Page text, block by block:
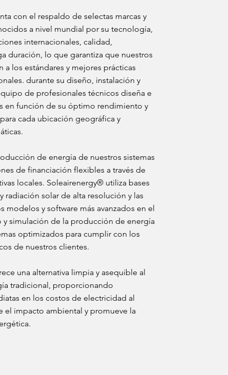
con el respaldo de selectas marcas y
a nivel mundial por su tecnología,
internacionales, calidad,
duración, lo que garantiza que nuestros
a los estándares y mejores prácticas
durante su diseño, instalación y
de profesionales técnicos diseña e
en función de su óptimo rendimiento y
cada ubicación geográfica y
de energía de nuestros sistemas
de financiación flexibles a través de
locales. Soleairenergy® utiliza bases
radiación solar de alta resolución y las
modelos y software más avanzados en el
simulación de la producción de energía
optimizados para cumplir con los
de nuestros clientes.
una alternativa limpia y asequible al
tradicional, proporcionando
en los costos de electricidad al
el impacto ambiental y promueve la